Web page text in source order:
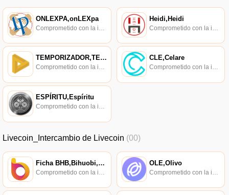
ONLEXPA,onLEXpa Heidi,Heidi
TEMPORIZADOR,TEMPORIZADOR
Comprometido con la investigación de políticas en los campos de las nuevas finanzas, las finanzas internacionales y los mercados financieros.
CLE,Celare
Comprometido con la investigación de políticas en los campos de las nuevas finanzas, las finanzas internacionales y los mercados financieros.
ESPÍRITU,Espíritu
Comprometido con la investigación de políticas en los campos de las nuevas finanzas, las finanzas internacionales y los mercados financieros.
Livecoin_Intercambio de Livecoin (00)
Ficha BHB,Bihuobi,BHOEX OLE,Olivo